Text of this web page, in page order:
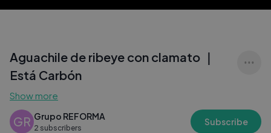
Aguachile de ribeye con clamato ｜
Está Carbón
Show more
GR Grupo REFORMA
2 subscribers
Subscribe